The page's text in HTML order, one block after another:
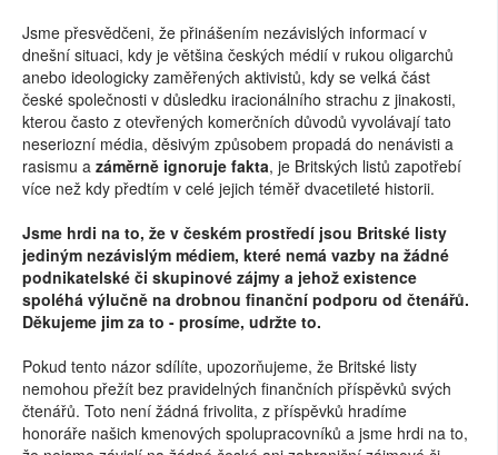
Jsme přesvědčeni, že přinášením nezávislých informací v
dnešní situaci, kdy je většina českých médií v rukou oligarchů
anebo ideologicky zaměřených aktivistů, kdy se velká část
české společnosti v důsledku iracionálního strachu z jinakosti,
kterou často z otevřených komerčních důvodů vyvolávají tato
neseriozní média, děsivým způsobem propadá do nenávisti a
rasismu a záměrně ignoruje fakta, je Britských listů zapotřebí
více než kdy předtím v celé jejich téměř dvacetileté historii.
Jsme hrdi na to, že v českém prostředí jsou Britské listy
jediným nezávislým médiem, které nemá vazby na žádné
podnikatelské či skupinové zájmy a jehož existence
spoléhá výlučně na drobnou finanční podporu od čtenářů.
Děkujeme jim za to - prosíme, udržte to.
Pokud tento názor sdílíte, upozorňujeme, že Britské listy
nemohou přežít bez pravidelných finančních příspěvků svých
čtenářů. Toto není žádná frivolita, z příspěvků hradíme
honoráře našich kmenových spolupracovníků a jsme hrdi na to,